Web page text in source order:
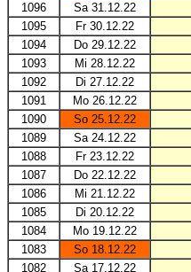
1096
Sa 31.12.22
1095
Fr 30.12.22
1094
Do 29.12.22
1093
Mi 28.12.22
1092
Di 27.12.22
1091
Mo 26.12.22
1090
So 25.12.22
1089
Sa 24.12.22
1088
Fr 23.12.22
1087
Do 22.12.22
1086
Mi 21.12.22
1085
Di 20.12.22
1084
Mo 19.12.22
1083
So 18.12.22
1082
Sa 17.12.22